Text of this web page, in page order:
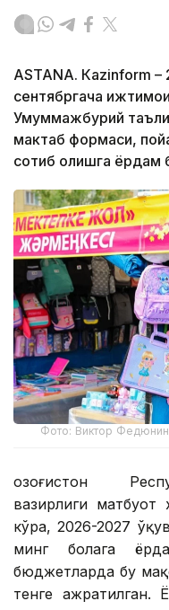
ASTANА. Кazinform –
сентябргача
Умуммажбурий
мактаб формаси,
сотиб олишга ёрдам
Фото: Виктор
Қозоғистон
вазирлиги матбуот
кўра, 2026-2027
минг болага
бюджетларда бу
тенге ажратилган.